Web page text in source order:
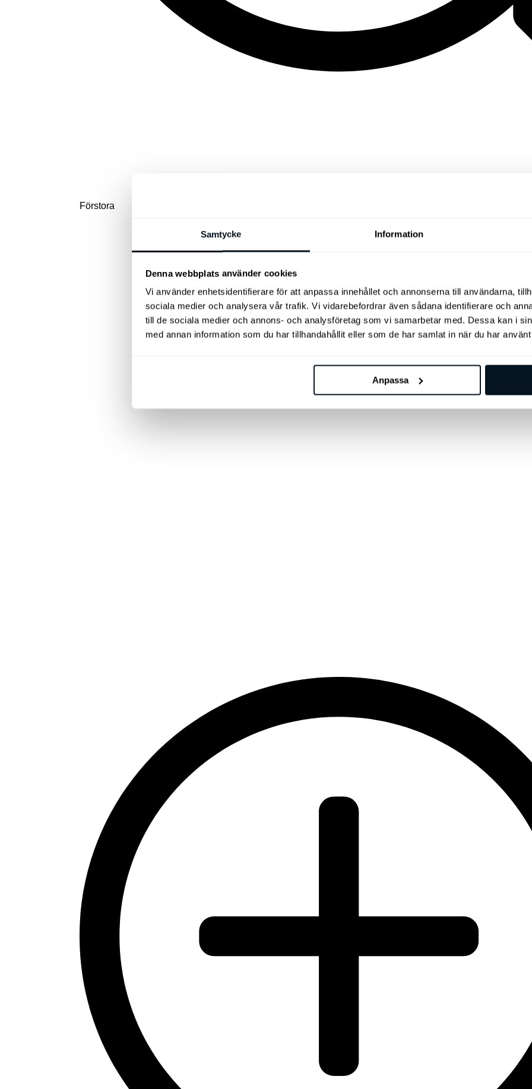
Samtycke Information
Denna webbplats använder cookies
Vi använder enhetsidentifierare för att anpassa innehållet och annonserna till användarna,
sociala medier och analysera vår trafik. Vi vidarebefordrar även sådana identifierare och
till de sociala medier och annons- och analysföretag som vi samarbetar med. Dessa kan i
med annan information som du har tillhandahållit eller som de har samlat in när du har
Anpassa
Förstora